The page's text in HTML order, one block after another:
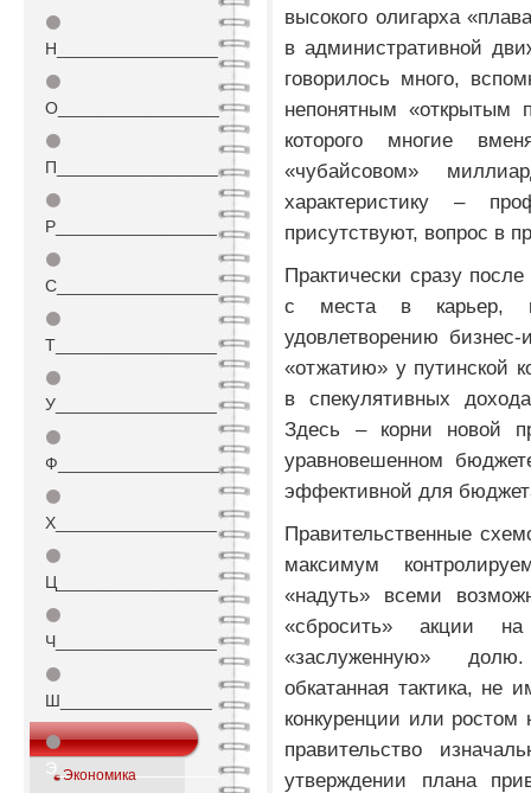
⚫
Н_________________
⚫
О_________________
⚫
П_________________
⚫
Р_________________
⚫
С_________________
⚫
Т_________________
⚫
У_________________
⚫
Ф_________________
⚫
Х_________________
⚫
Ц_________________
⚫
Ч_________________
⚫
Ш________________
⚫
Э_________________
Экономика
высокого олигарха
в административной
говорилось много,
непонятным «открытым
которого многие
«чубайсовом»
характеристику –
присутствуют, вопрос в
Практически сразу
с места в карьер,
удовлетворению
«отжатию» у путинской
в спекулятивных
Здесь – корни новой
уравновешенном
эффективной для
Правительственные
максимум
«надуть» всеми
«сбросить» акции
«заслуженную»
обкатанная тактика, не
конкуренции или
правительство
утверждении плана